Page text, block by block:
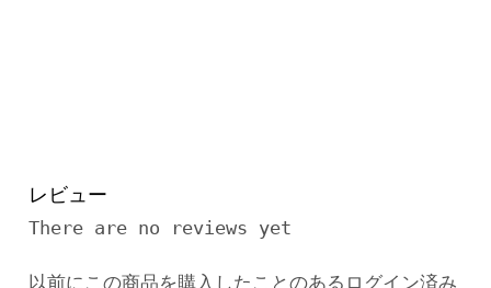
レビュー
There are no reviews yet
以前にこの商品を購入したことのあるログイン済み